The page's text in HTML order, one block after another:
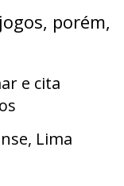
porém,
e cita
Lima